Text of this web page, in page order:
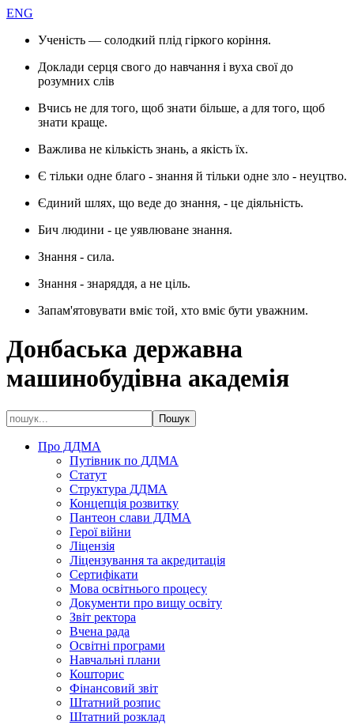
ENG
Ученість — солодкий плід гіркого коріння.
Доклади серця свого до навчання і вуха свої до
розумних слів
Вчись не для того, щоб знати більше, а для того, щоб
знати краще.
Важлива не кількість знань, а якість їх.
Є тільки одне благо - знання й тільки одне зло - неуцтво.
Єдиний шлях, що веде до знання, - це діяльність.
Бич людини - це уявлюване знання.
Знання - сила.
Знання - знаряддя, а не ціль.
Запам'ятовувати вміє той, хто вміє бути уважним.
Донбаська державна
машинобудівна академія
Про ДДМА
Путівник по ДДМА
Статут
Структура ДДМА
Концепція розвитку
Пантеон слави ДДМА
Герої війни
Ліцензія
Ліцензування та акредитація
Сертифікати
Мова освітнього процесу
Документи про вищу освіту
Звіт ректора
Вчена рада
Освітні програми
Навчальні плани
Кошторис
Фінансовий звіт
Штатний розпис
Штатний розклад